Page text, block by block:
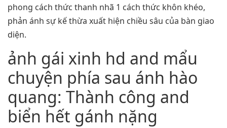
phong cách thức thanh nhã 1 cách thức khôn khéo,
phản ánh sự kế thừa xuất hiện chiều sâu của bàn giao
diện.
ảnh gái xinh hd and mẩu
chuyện phía sau ánh hào
quang: Thành công and
biển hết gánh nặng